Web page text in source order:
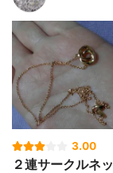
3.00
２連サークルネ